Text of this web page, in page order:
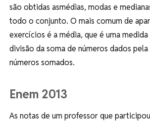
são obtidas asmédias, modas e
todo o conjunto. O mais comum de
exercícios é a média, que é uma
divisão da soma de números dados
números somados.
Enem 2013
As notas de um professor que